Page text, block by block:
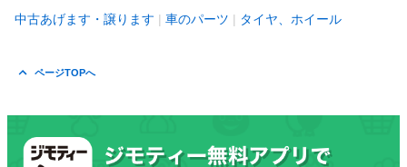
中古あげます・譲ります 車のパーツ タイヤ、ホイール
ページTOPへ